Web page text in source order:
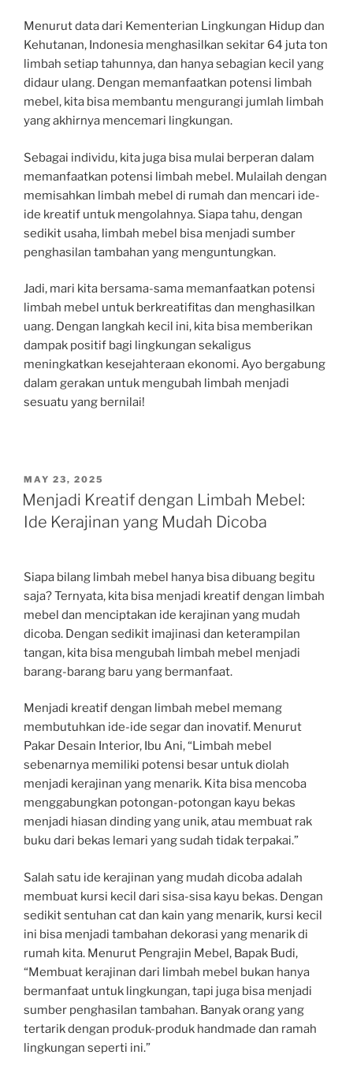
Menurut data dari Kementerian Lingkungan Hidup dan
Kehutanan, Indonesia menghasilkan sekitar 64 juta ton
limbah setiap tahunnya, dan hanya sebagian kecil yang
didaur ulang. Dengan memanfaatkan potensi limbah
mebel, kita bisa membantu mengurangi jumlah limbah
yang akhirnya mencemari lingkungan.
Sebagai individu, kita juga bisa mulai berperan dalam
memanfaatkan potensi limbah mebel. Mulailah dengan
memisahkan limbah mebel di rumah dan mencari ide-
ide kreatif untuk mengolahnya. Siapa tahu, dengan
sedikit usaha, limbah mebel bisa menjadi sumber
penghasilan tambahan yang menguntungkan.
Jadi, mari kita bersama-sama memanfaatkan potensi
limbah mebel untuk berkreatifitas dan menghasilkan
uang. Dengan langkah kecil ini, kita bisa memberikan
dampak positif bagi lingkungan sekaligus
meningkatkan kesejahteraan ekonomi. Ayo bergabung
dalam gerakan untuk mengubah limbah menjadi
sesuatu yang bernilai!
POSTED
ON
MAY 23, 2025
Menjadi Kreatif dengan Limbah Mebel:
Ide Kerajinan yang Mudah Dicoba
Siapa bilang limbah mebel hanya bisa dibuang begitu
saja? Ternyata, kita bisa menjadi kreatif dengan limbah
mebel dan menciptakan ide kerajinan yang mudah
dicoba. Dengan sedikit imajinasi dan keterampilan
tangan, kita bisa mengubah limbah mebel menjadi
barang-barang baru yang bermanfaat.
Menjadi kreatif dengan limbah mebel memang
membutuhkan ide-ide segar dan inovatif. Menurut
Pakar Desain Interior, Ibu Ani, “Limbah mebel
sebenarnya memiliki potensi besar untuk diolah
menjadi kerajinan yang menarik. Kita bisa mencoba
menggabungkan potongan-potongan kayu bekas
menjadi hiasan dinding yang unik, atau membuat rak
buku dari bekas lemari yang sudah tidak terpakai.”
Salah satu ide kerajinan yang mudah dicoba adalah
membuat kursi kecil dari sisa-sisa kayu bekas. Dengan
sedikit sentuhan cat dan kain yang menarik, kursi kecil
ini bisa menjadi tambahan dekorasi yang menarik di
rumah kita. Menurut Pengrajin Mebel, Bapak Budi,
“Membuat kerajinan dari limbah mebel bukan hanya
bermanfaat untuk lingkungan, tapi juga bisa menjadi
sumber penghasilan tambahan. Banyak orang yang
tertarik dengan produk-produk handmade dan ramah
lingkungan seperti ini.”